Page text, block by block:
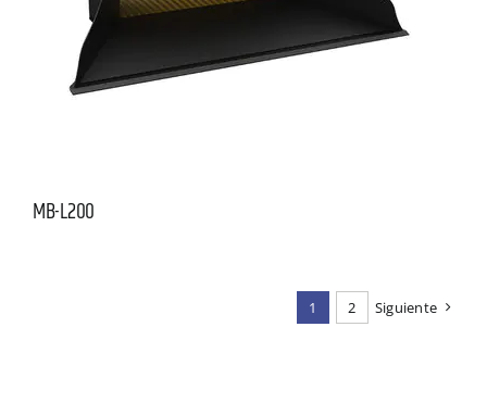
MB-L200
1 2 Siguiente